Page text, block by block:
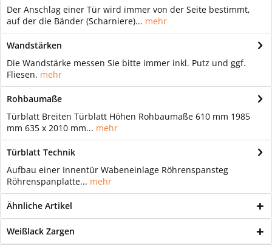
Der Anschlag einer Tür wird immer von der Seite bestimmt,
auf der die Bänder (Scharniere)... mehr
Wandstärken
Die Wandstärke messen Sie bitte immer inkl. Putz und ggf.
Fliesen. mehr
Rohbaumaße
Türblatt Breiten Türblatt Höhen Rohbaumaße 610 mm 1985
mm 635 x 2010 mm... mehr
Türblatt Technik
Aufbau einer Innentür Wabeneinlage Röhrenspansteg
Röhrenspanplatte... mehr
Ähnliche Artikel
Weißlack Zargen